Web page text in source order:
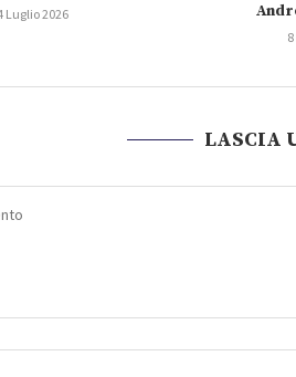
Luglio 2026
LASCIA